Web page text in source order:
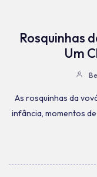
Rosquinhas
Um
As rosquinhas da
infância, momentos